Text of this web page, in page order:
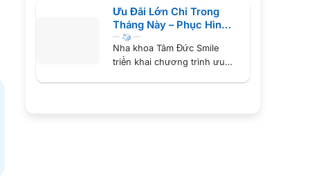
Ưu Đãi Lớn Chỉ Trong
Tháng Này – Phục Hình
Răng Sứ Chỉ Từ 999K
Nha khoa Tâm Đức Smile
triển khai chương trình ưu